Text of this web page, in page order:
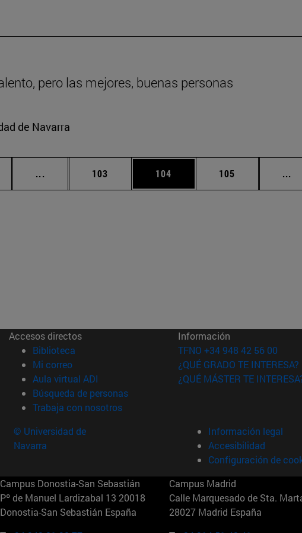
pero las mejores, buenas personas
de Navarra
... Páginas intermedias Use TAB para desplazarse.
Página
103 Página
104 Página
105 ...
Accesos directos
Biblioteca (abre en nueva ventana)
Mi correo(abre en nueva ventana)
Aula virtual ADI (abre en nueva ventana)
Búsqueda de personas(abre en nueva ventana)
Trabaja con nosotros(abre en nueva ventana)
Información
TFNO +34 948 42 56 00
¿QUÉ GRADO TE INTERESA?
¿QUÉ MÁSTER TE
© Universidad de
Navarra
Información legal
Accesibilidad
Configuración de
Campus Donostia-San Sebastián
Pº de Manuel Lardizabal 13 20018
Donostia-San Sebastián España
Campus Madrid
Calle Marquesado de Sta.
28027 Madrid España